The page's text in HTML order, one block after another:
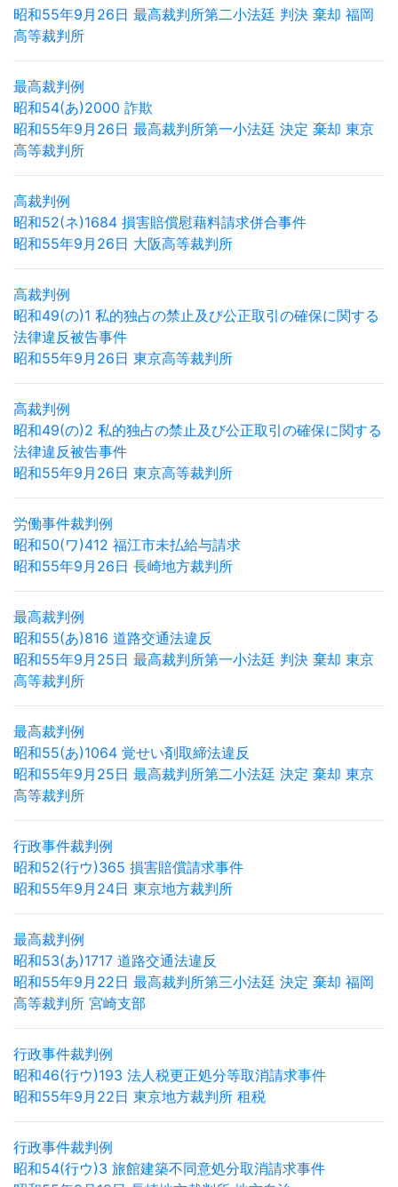
昭和55年9月26日 最高裁判所第二小法廷 判決 棄却 福岡
高等裁判所
最高裁判例
昭和54(あ)2000 詐欺
昭和55年9月26日 最高裁判所第一小法廷 決定 棄却 東京
高等裁判所
高裁判例
昭和52(ネ)1684 損害賠償慰藉料請求併合事件
昭和55年9月26日 大阪高等裁判所
高裁判例
昭和49(の)1 私的独占の禁止及び公正取引の確保に関する
法律違反被告事件
昭和55年9月26日 東京高等裁判所
高裁判例
昭和49(の)2 私的独占の禁止及び公正取引の確保に関する
法律違反被告事件
昭和55年9月26日 東京高等裁判所
労働事件裁判例
昭和50(ワ)412 福江市未払給与請求
昭和55年9月26日 長崎地方裁判所
最高裁判例
昭和55(あ)816 道路交通法違反
昭和55年9月25日 最高裁判所第一小法廷 判決 棄却 東京
高等裁判所
最高裁判例
昭和55(あ)1064 覚せい剤取締法違反
昭和55年9月25日 最高裁判所第二小法廷 決定 棄却 東京
高等裁判所
行政事件裁判例
昭和52(行ウ)365 損害賠償請求事件
昭和55年9月24日 東京地方裁判所
最高裁判例
昭和53(あ)1717 道路交通法違反
昭和55年9月22日 最高裁判所第三小法廷 決定 棄却 福岡
高等裁判所 宮崎支部
行政事件裁判例
昭和46(行ウ)193 法人税更正処分等取消請求事件
昭和55年9月22日 東京地方裁判所 租税
行政事件裁判例
昭和54(行ウ)3 旅館建築不同意処分取消請求事件